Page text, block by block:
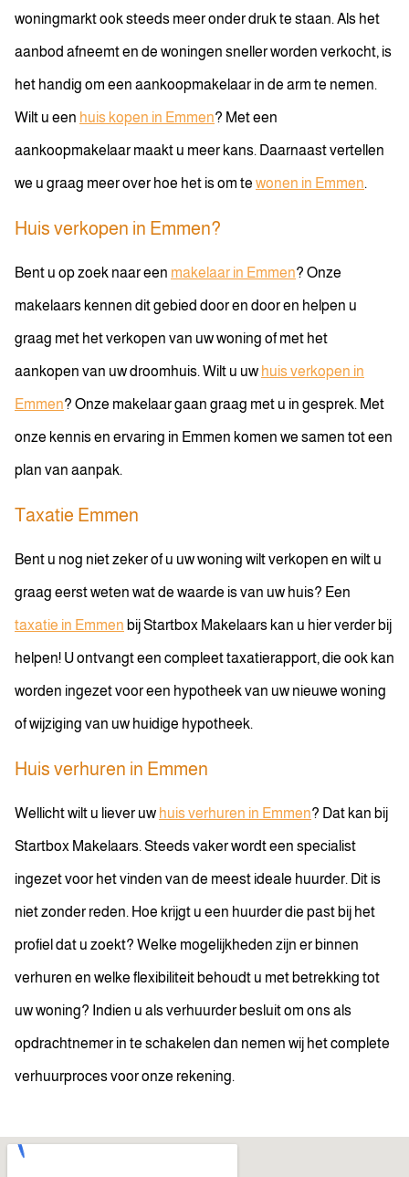
Ik ga akkoord met de privacyverklaring
Verzenden
woningmarkt ook steeds meer onder druk te staan. Als het
aanbod afneemt en de woningen sneller worden verkocht, is
het handig om een aankoopmakelaar in de arm te nemen.
Wilt u een huis kopen in Emmen? Met een
aankoopmakelaar maakt u meer kans. Daarnaast vertellen
we u graag meer over hoe het is om te wonen in Emmen.
Huis verkopen in Emmen?
Bent u op zoek naar een makelaar in Emmen? Onze
makelaars kennen dit gebied door en door en helpen u
graag met het verkopen van uw woning of met het
aankopen van uw droomhuis. Wilt u uw huis verkopen in
Emmen? Onze makelaar gaan graag met u in gesprek. Met
onze kennis en ervaring in Emmen komen we samen tot een
plan van aanpak.
Taxatie Emmen
Bent u nog niet zeker of u uw woning wilt verkopen en wilt u
graag eerst weten wat de waarde is van uw huis? Een
taxatie in Emmen bij Startbox Makelaars kan u hier verder bij
helpen! U ontvangt een compleet taxatierapport, die ook kan
worden ingezet voor een hypotheek van uw nieuwe woning
of wijziging van uw huidige hypotheek.
Huis verhuren in Emmen
Wellicht wilt u liever uw huis verhuren in Emmen? Dat kan bij
Startbox Makelaars. Steeds vaker wordt een specialist
ingezet voor het vinden van de meest ideale huurder. Dit is
niet zonder reden. Hoe krijgt u een huurder die past bij het
profiel dat u zoekt? Welke mogelijkheden zijn er binnen
verhuren en welke flexibiliteit behoudt u met betrekking tot
uw woning? Indien u als verhuurder besluit om ons als
opdrachtnemer in te schakelen dan nemen wij het complete
verhuurproces voor onze rekening.